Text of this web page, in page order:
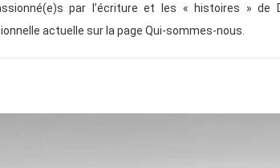
par l’écriture et les « histoires » de
actuelle sur la page Qui-sommes-nous.